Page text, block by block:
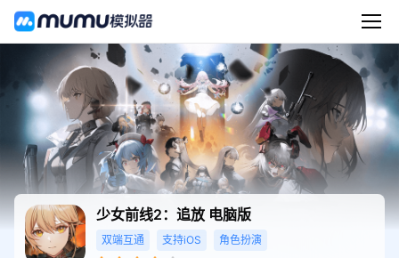
少女前线2：追放 电脑版
双端互通 支持iOS 角色扮演